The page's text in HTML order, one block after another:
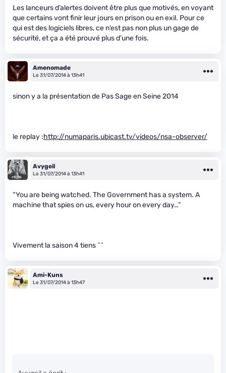
Les lanceurs d’alertes doivent être plus que motivés, en voyant
que certains vont finir leur jours en prison ou en exil. Pour ce
qui est des logiciels libres, ce n’est pas non plus un gage de
sécurité, et ça a été prouvé plus d’une fois.
Amenomade
Le 31/07/2014 à 13h41
sinon y a la présentation de Pas Sage en Seine 2014
le replay :http://numaparis.ubicast.tv/videos/nsa-observer/
Avygeil
Le 31/07/2014 à 13h41
“You are being watched. The Government has a system. A
machine that spies on us, every hour on every day…”
Vivement la saison 4 tiens ^^
Ami-Kuns
Le 31/07/2014 à 13h47